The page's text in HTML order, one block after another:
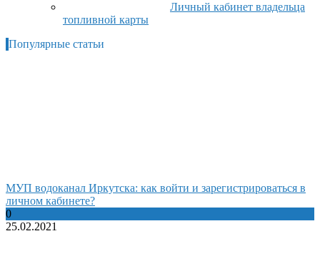
Личный кабинет владельца
топливной карты
Популярные статьи
МУП водоканал Иркутска: как войти и зарегистрироваться в
личном кабинете?
0
25.02.2021